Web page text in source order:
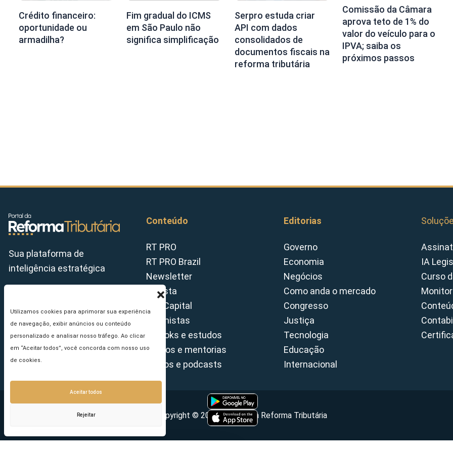
Utilizamos cookies para aprimorar sua experiência
de navegação, exibir anúncios ou conteúdo
personalizado e analisar nosso tráfego. Ao clicar
em “Aceitar todos”, você concorda com nosso uso
de cookies.
Aceitar todos
Rejeitar
Crédito financeiro:
oportunidade ou
armadilha?
Fim gradual do ICMS
em São Paulo não
significa simplificação
Serpro estuda criar
API com dados
consolidados de
documentos fiscais na
reforma tributária
Comissão da Câmara
aprova teto de 1% do
valor do veículo para o
IPVA; saiba os
próximos passos
Sua plataforma de
inteligência estratégica
Conteúdo
RT PRO
RT PRO Brazil
Newsletter
Revista
Tax Capital
Colunistas
E-books e estudos
Cursos e mentorias
Vídeos e podcasts
Editorias
Governo
Economia
Negócios
Como anda o mercado
Congresso
Justiça
Tecnologia
Educação
Internacional
IA
Curso
Copyright © 2026 - Portal da Reforma Tributária